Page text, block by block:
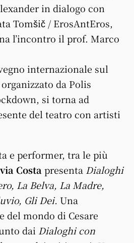
in dialogo con
Tomšič / ErosAntEros,
l’incontro il prof. Marco
internazionale sul
da Polis
si torna ad
del teatro con artisti
e performer, tra le più
Costa presenta Dialoghi
La Belva, La Madre,
Gli Dei. Una
mondo di Cesare
dai Dialoghi con